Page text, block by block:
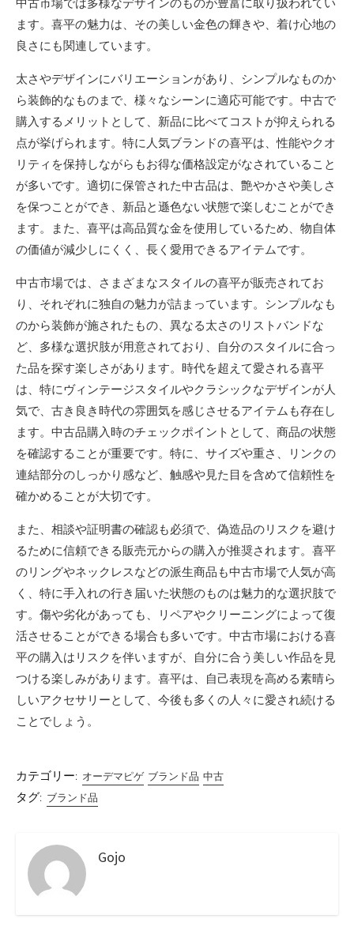
ます。喜平の魅力は、その美しい金色の輝きや、着け心地の
良さにも関連しています。
太さやデザインにバリエーションがあり、シンプルなものか
ら装飾的なものまで、様々なシーンに適応可能です。中古で
購入するメリットとして、新品に比べてコストが抑えられる
点が挙げられます。特に人気ブランドの喜平は、性能やクオ
リティを保持しながらもお得な価格設定がなされていること
が多いです。適切に保管された中古品は、艶やかさや美しさ
を保つことができ、新品と遜色ない状態で楽しむことができ
ます。また、喜平は高品質な金を使用しているため、物自体
の価値が減少しにくく、長く愛用できるアイテムです。
中古市場では、さまざまなスタイルの喜平が販売されてお
り、それぞれに独自の魅力が詰まっています。シンプルなも
のから装飾が施されたもの、異なる太さのリストバンドな
ど、多様な選択肢が用意されており、自分のスタイルに合っ
た品を探す楽しさがあります。時代を超えて愛される喜平
は、特にヴィンテージスタイルやクラシックなデザインが人
気で、古き良き時代の雰囲気を感じさせるアイテムも存在し
ます。中古品購入時のチェックポイントとして、商品の状態
を確認することが重要です。特に、サイズや重さ、リンクの
連結部分のしっかり感など、触感や見た目を含めて信頼性を
確かめることが大切です。
また、相談や証明書の確認も必須で、偽造品のリスクを避け
るために信頼できる販売元からの購入が推奨されます。喜平
のリングやネックレスなどの派生商品も中古市場で人気が高
く、特に手入れの行き届いた状態のものは魅力的な選択肢で
す。傷や劣化があっても、リペアやクリーニングによって復
活させることができる場合も多いです。中古市場における喜
平の購入はリスクを伴いますが、自分に合う美しい作品を見
つける楽しみがあります。喜平は、自己表現を高める素晴ら
しいアクセサリーとして、今後も多くの人々に愛され続ける
ことでしょう。
カテゴリー: オーデマピゲ ブランド品 中古
タグ: ブランド品
Gojo